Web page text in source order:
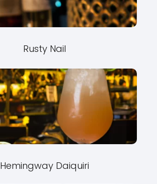
Rusty Nail
Hemingway Daiquiri